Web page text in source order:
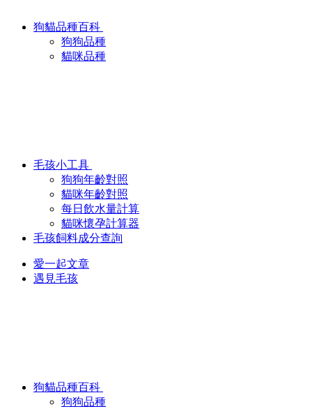
狗貓品種百科
狗狗品種
貓咪品種
毛孩小工具
狗狗年齡對照
貓咪年齡對照
每日飲水量計算
貓咪懷孕計算器
毛孩飼料成分查詢
愛一起文章
遇見毛孩
狗貓品種百科
狗狗品種